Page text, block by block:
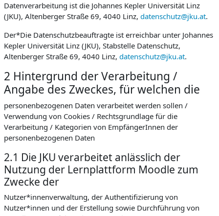
Datenverarbeitung ist die Johannes Kepler Universität Linz
(JKU), Altenberger Straße 69, 4040 Linz, datenschutz@jku.at.
Der*Die Datenschutzbeauftragte ist erreichbar unter Johannes
Kepler Universität Linz (JKU), Stabstelle Datenschutz,
Altenberger Straße 69, 4040 Linz, datenschutz@jku.at.
2 Hintergrund der Verarbeitung /
Angabe des Zweckes, für welchen die
personenbezogenen Daten verarbeitet werden sollen /
Verwendung von Cookies / Rechtsgrundlage für die
Verarbeitung / Kategorien von EmpfängerInnen der
personenbezogenen Daten
2.1 Die JKU verarbeitet anlässlich der
Nutzung der Lernplattform Moodle zum
Zwecke der
Nutzer*innenverwaltung, der Authentifizierung von
Nutzer*innen und der Erstellung sowie Durchführung von